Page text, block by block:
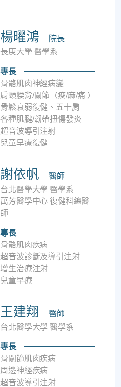
楊曜鴻
院長
長庚⼤學 醫學系
專長
⾻骼肌⾁神經病變
肩頸腰背/關節（痠/麻/痛 ）
⾻鬆衰弱復健、五⼗肩
各種肌腱/韌帶扭傷發炎
超⾳波導引注射
兒童早療復健
謝依帆
醫師
台北醫學大學 醫學系
萬芳醫學中心 復健科總醫
師
專長
骨骼肌肉疾病
超音波診斷及導引注射
增生治療注射
兒童早療
王建翔
醫師
台北醫學大學 醫學系
專長
骨關節肌肉疾病
周邊神經疾病
超音波導引注射